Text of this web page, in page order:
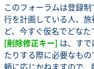
このフォーラムは登録
行を計画している人、
ど、今すぐ仮名でどなた
[削除修正キー] は、す
たりする際に必要なも